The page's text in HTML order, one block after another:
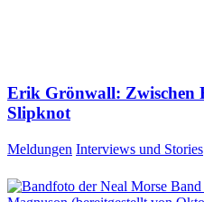
Erik Grönwall: Zwischen
Slipknot
Meldungen Interviews und Stories